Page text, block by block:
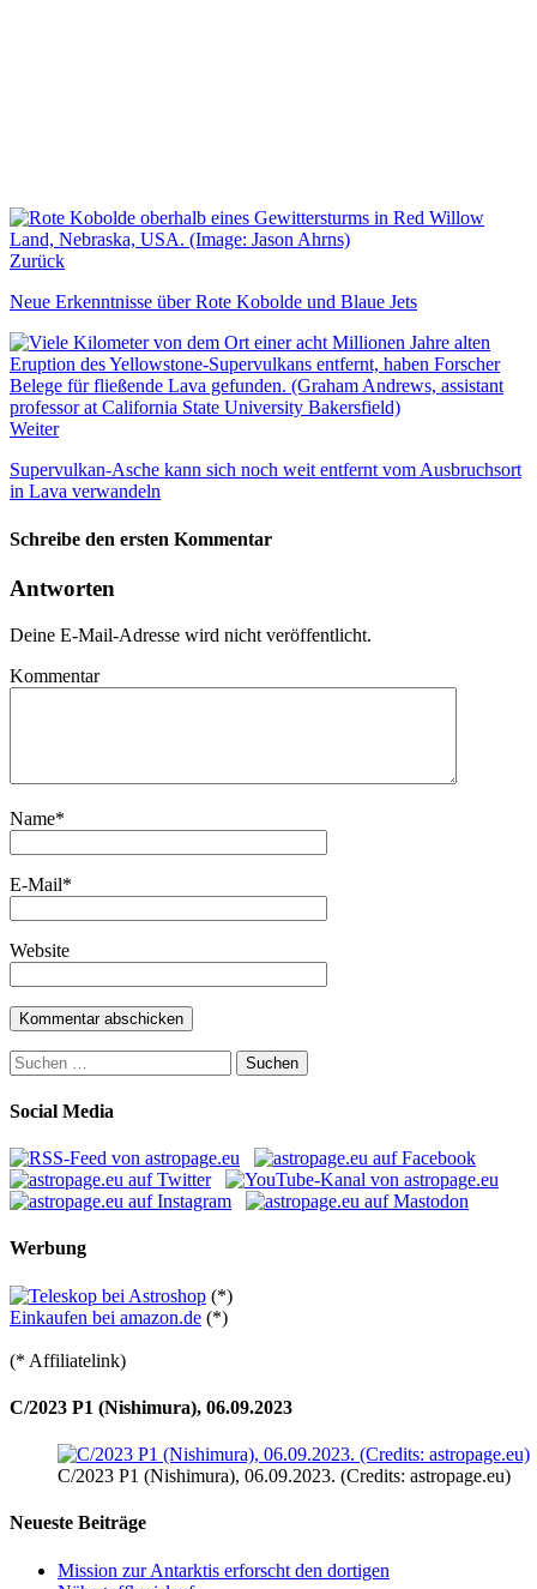
Zurück
Neue Erkenntnisse über Rote Kobolde und Blaue Jets
Weiter
Supervulkan-Asche kann sich noch weit entfernt vom Ausbruchsort
in Lava verwandeln
Schreibe den ersten Kommentar
Antworten
Deine E-Mail-Adresse wird nicht veröffentlicht.
Kommentar
Name*
E-Mail*
Website
Suchen
nach:
Social Media
Werbung
(*)
Einkaufen bei amazon.de (*)
(* Affiliatelink)
C/2023 P1 (Nishimura), 06.09.2023
C/2023 P1 (Nishimura), 06.09.2023. (Credits: astropage.eu)
Neueste Beiträge
Mission zur Antarktis erforscht den dortigen